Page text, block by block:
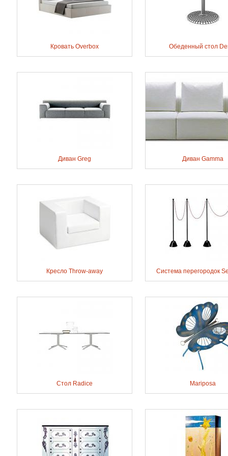
Кровать Overbox Обеденный стол
Диван Greg Диван Gamma
Кресло Throw-away Система перегородок
Стол Radice Mariposa